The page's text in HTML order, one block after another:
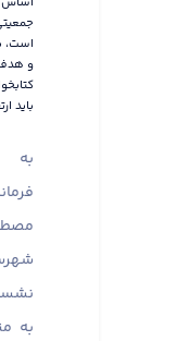
است،
و
باید
به
به